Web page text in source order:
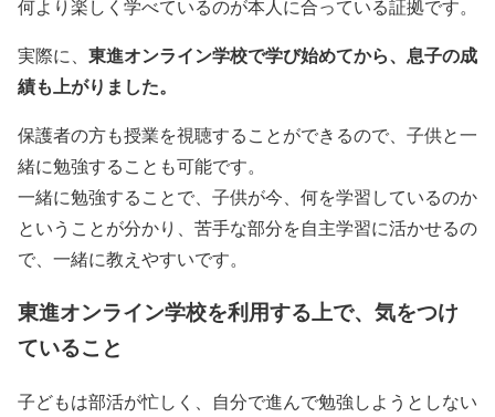
何より楽しく学べているのが本人に合っている証拠です。
実際に、 東進オンライン学校で学び始めてから、息子の成
績も上がりました。
保護者の方も授業を視聴することができるので、子供と一
緒に勉強することも可能です。
一緒に勉強することで、子供が今、何を学習しているのか
ということが分かり、苦手な部分を自主学習に活かせるの
で、一緒に教えやすいです。
東進オンライン学校を利用する上で、気をつけ
ていること
子どもは部活が忙しく、自分で進んで勉強しようとしない